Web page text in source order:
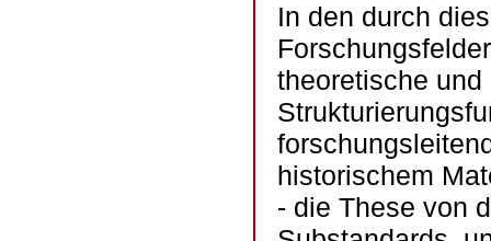
In den durch
theoretische
historischem
- die These von